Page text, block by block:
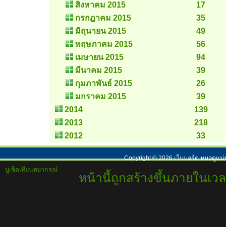
สิงหาคม 2015
17
กรกฎาคม 2015
35
มิถุนายน 2015
49
พฤษภาคม 2015
56
เมษายน 2015
94
มีนาคม 2015
39
กุมภาพันธ์ 2015
26
มกราคม 2015
39
2014
139
2013
218
2012
33
Copyright ©2026เว็บบอร์ด หมอดูแม่
บูเช็คเทียนพยากรณ์
หน้านี้ถูกสร้างขึ้นภายในเว